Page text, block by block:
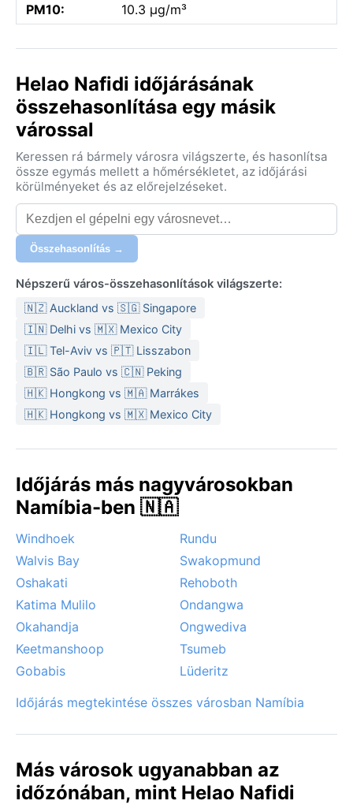
PM10:
10.3 µg/m³
Helao Nafidi időjárásának
összehasonlítása egy másik
várossal
Keressen rá bármely városra világszerte, és hasonlítsa
össze egymás mellett a hőmérsékletet, az időjárási
körülményeket és az előrejelzéseket.
Összehasonlítás →
Népszerű város-összehasonlítások világszerte:
🇳🇿 Auckland vs 🇸🇬 Singapore
🇮🇳 Delhi vs 🇲🇽 Mexico City
🇮🇱 Tel-Aviv vs 🇵🇹 Lisszabon
🇧🇷 São Paulo vs 🇨🇳 Peking
🇭🇰 Hongkong vs 🇲🇦 Marrákes
🇭🇰 Hongkong vs 🇲🇽 Mexico City
Időjárás más nagyvárosokban
Namíbia-ben 🇳🇦
Windhoek
Rundu
Walvis Bay
Swakopmund
Oshakati
Rehoboth
Katima Mulilo
Ondangwa
Okahandja
Ongwediva
Keetmanshoop
Tsumeb
Gobabis
Lüderitz
Időjárás megtekintése összes városban Namíbia
Más városok ugyanabban az
időzónában, mint Helao Nafidi